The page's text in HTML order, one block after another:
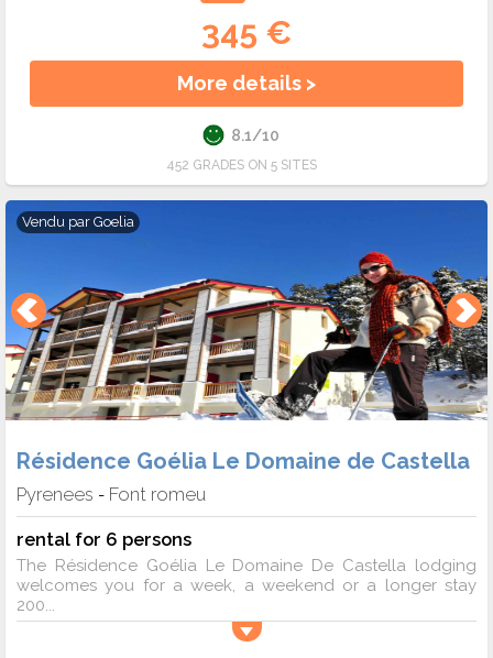
345 €
More details >
8.1/10
452 GRADES ON 5 SITES
Vendu par Goelia
Résidence Goélia Le Domaine de Castella
Pyrenees - Font romeu
rental for 6 persons
The Résidence Goélia Le Domaine De Castella lodging
welcomes you for a week, a weekend or a longer stay
200...